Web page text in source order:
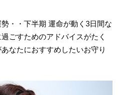
・・下半期 運命が動く3日間な
ごすためのアドバイスがたく
なたにおすすめしたいお守り